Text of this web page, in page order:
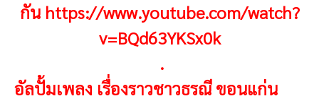
กัน https://www.youtube.com/watch?
v=BQd63YKSx0k
.
อัลปั้มเพลง เรื่องราวชาวธรณี ขอนแก่น